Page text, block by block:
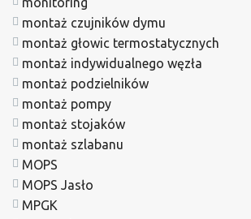
montaż czujników dymu
montaż głowic termostatycznych
montaż indywidualnego węzła
montaż podzielników
montaż pompy
montaż stojaków
montaż szlabanu
MOPS
MOPS Jasło
MPGK